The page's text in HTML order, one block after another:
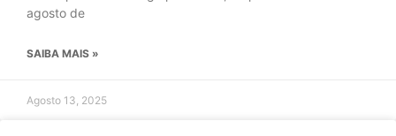
agosto de
SAIBA MAIS »
Agosto 13, 2025